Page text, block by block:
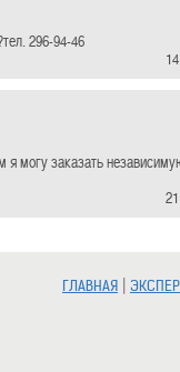
296-94-46
я могу заказать
ГЛАВНАЯ |